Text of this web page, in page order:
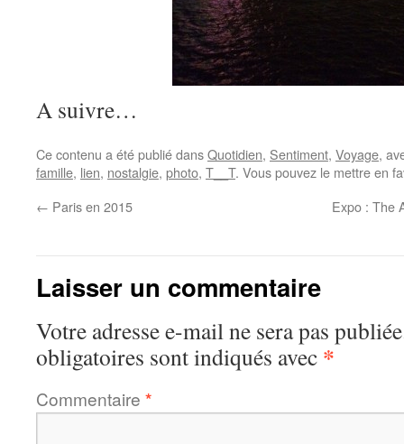
A suivre…
Ce contenu a été publié dansQuotidien, Sentiment, Voyage,
famille, lien, nostalgie, photo, T__T. Vous pouvez le mettre en
← Paris en 2015 Expo : The
Laisser un commentaire
Votre adresse e-mail ne sera pas
obligatoires sont indiqués avec *
Commentaire *